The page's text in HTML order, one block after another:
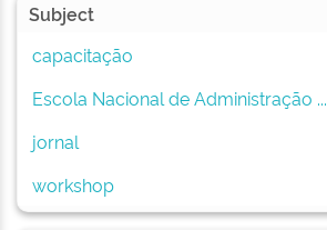
Subject
capacitação
Escola Nacional de Administração ...
jornal
workshop